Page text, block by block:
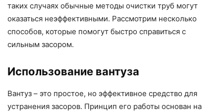
таких случаях обычные методы очистки труб могут
оказаться неэффективными. Рассмотрим несколько
способов, которые помогут быстро справиться с
сильным засором.
Использование вантуза
Вантуз – это простое, но эффективное средство для
устранения засоров. Принцип его работы основан на